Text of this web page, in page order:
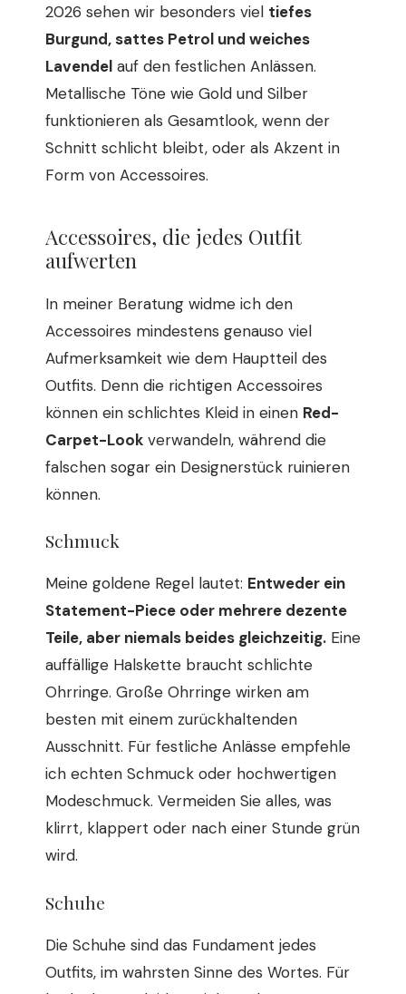
2026 sehen wir besonders viel tiefes
Burgund, sattes Petrol und weiches
Lavendel auf den festlichen Anlässen.
Metallische Töne wie Gold und Silber
funktionieren als Gesamtlook, wenn der
Schnitt schlicht bleibt, oder als Akzent in
Form von Accessoires.
Accessoires, die jedes Outfit
aufwerten
In meiner Beratung widme ich den
Accessoires mindestens genauso viel
Aufmerksamkeit wie dem Hauptteil des
Outfits. Denn die richtigen Accessoires
können ein schlichtes Kleid in einen Red-
Carpet-Look verwandeln, während die
falschen sogar ein Designerstück ruinieren
können.
Schmuck
Meine goldene Regel lautet: Entweder ein
Statement-Piece oder mehrere dezente
Teile, aber niemals beides gleichzeitig. Eine
auffällige Halskette braucht schlichte
Ohrringe. Große Ohrringe wirken am
besten mit einem zurückhaltenden
Ausschnitt. Für festliche Anlässe empfehle
ich echten Schmuck oder hochwertigen
Modeschmuck. Vermeiden Sie alles, was
klirrt, klappert oder nach einer Stunde grün
wird.
Schuhe
Die Schuhe sind das Fundament jedes
Outfits, im wahrsten Sinne des Wortes. Für